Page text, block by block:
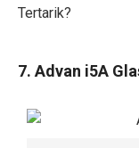
Tertarik?
7. Advan i5A